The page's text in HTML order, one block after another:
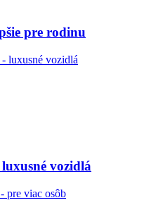
pre rodinu
vozidlá